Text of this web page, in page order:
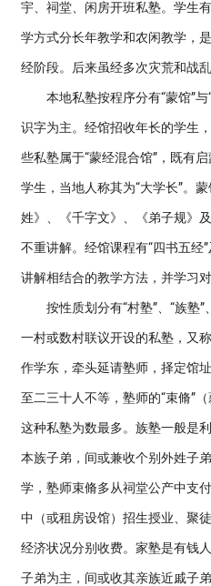
宇、祠堂、闲房开班私塾。学生
学方式分长年教学和农闲教学，
经阶段。后来虽经多次灾荒和战
本地私塾按程序分有“蒙馆”与
识字为主。经馆招收年长的学生
些私塾属于“蒙经混合馆”，既有
学生，当地人称其为“大学长”。
姓》、《千字文》、《弟子规》
不重讲解。经馆课程有“四书五经
讲解相结合的教学方法，并学习
按性质划分有“村塾”、“族塾”
一村或数村联议开设的私塾，又
作学东，牵头延请塾师，择定馆
至二三十人不等，塾师的“束脩”
这种私塾为数最多。族塾一般是
本族子弟，间或兼收个别外姓子
学，塾师束脩多从祠堂公产中支
中（或租房设馆）招生授业、聚
经济状况分别收费。家塾是有钱
子弟为主，间或收其亲族近戚子